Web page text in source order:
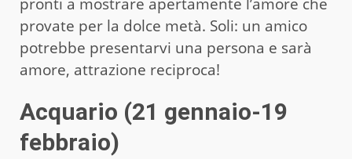
provate per la dolce metà. Soli: un amico
potrebbe presentarvi una persona e sarà
amore, attrazione reciproca!
Acquario (21 gennaio-19
febbraio)